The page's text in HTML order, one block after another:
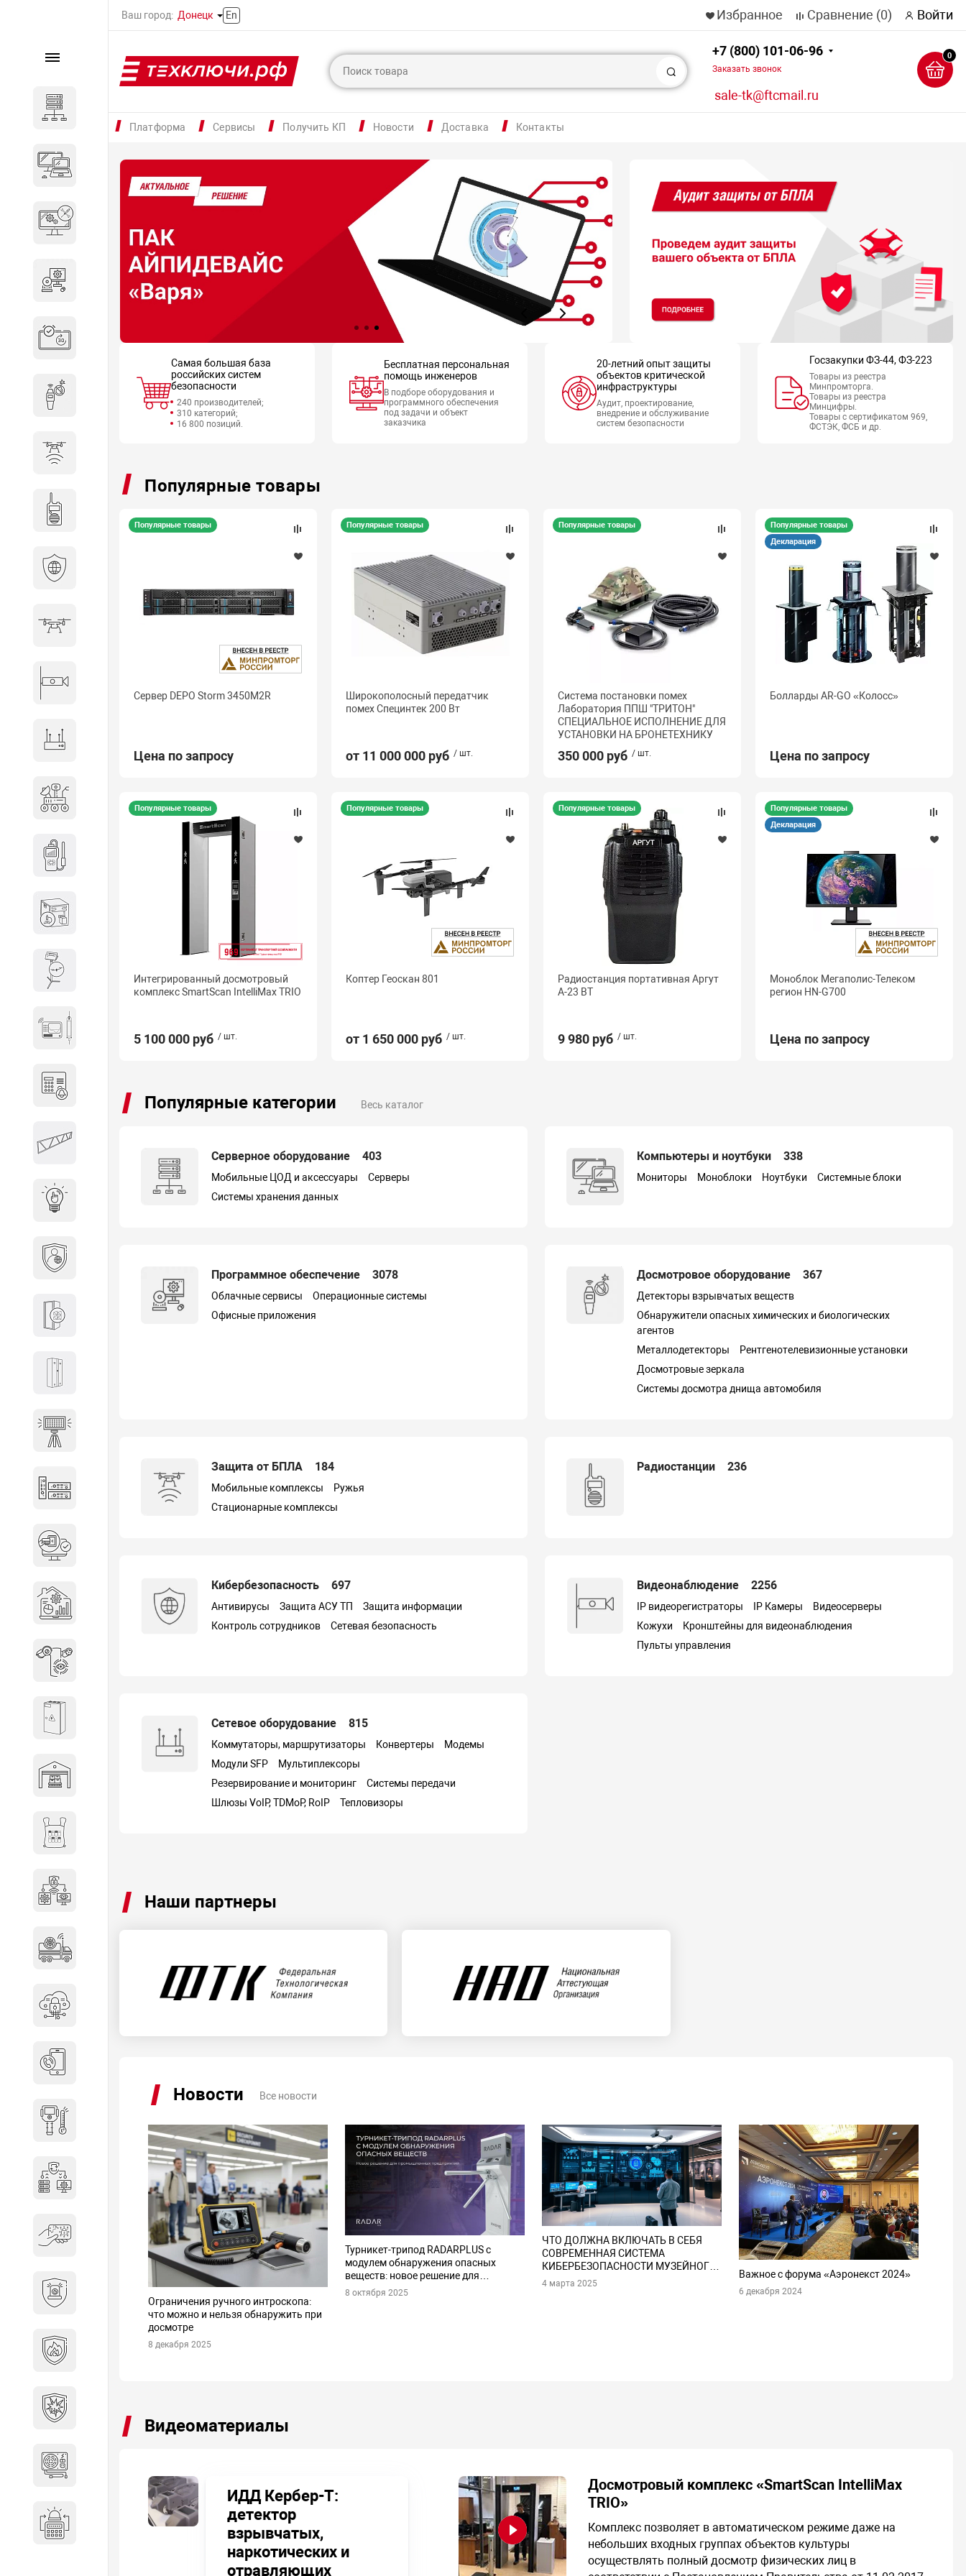
Ваш город: Донецк En Избранное Сравнение (0) Войти
Поиск
+7 (800) 101-06-96
Заказать звонок
sale-tk@ftcmail.ru
0
Платформа Сервисы Получить КП Новости Доставка Контакты
Каталог
Компьютеры и ноутбуки
Комплектующие для
оборудования
Программное обеспечение
переговорных
Досмотровое оборудование
оборудование
оборудование
Интерактивные решения
Промышленное оборудование
Системы мониторинга и
аналитики эксплуатации
объектов недвижимости
Системы электропитания
Специальная техника
Технические средства охраны
Электронные ключи
сигнализации
Противопожарная
оборудование
Системы оповещения
Самая большая база
российских систем
безопасности
240 производителей;
310 категорий;
16 800 позиций.
Бесплатная персональная
помощь инженеров
В подборе оборудования и
программного обеспечения
под задачи и объект
заказчика
20-летний опыт защиты
объектов критической
инфраструктуры
Аудит, проектирование,
внедрение и обслуживание
систем безопасности
Госзакупки ФЗ-44, ФЗ-223
Товары из реестра
Минпромторга.
Товары из реестра
Минцифры.
Товары с сертификатом 969,
ФСТЭК, ФСБ и др.
Популярные товары
Популярные товары
Сервер DEPO Storm 3450M2R
Цена по запросу
Популярные товары
Интегрированный досмотровый
комплекс SmartScan IntelliMax TRIO
5 100 000 руб / шт.
Популярные товары
Широкополосный передатчик
помех Специнтек 200 Вт
от 11 000 000 руб / шт.
Популярные товары
Коптер Геоскан 801
от 1 650 000 руб / шт.
Популярные товары
Система постановки помех
Лаборатория ППШ "ТРИТОН"
СПЕЦИАЛЬНОЕ ИСПОЛНЕНИЕ ДЛЯ
УСТАНОВКИ НА БРОНЕТЕХНИКУ
350 000 руб / шт.
Популярные товары
Радиостанция портативная Аргут
А-23 BT
9 980 руб / шт.
Популярные товары
Декларация
Болларды AR-GO «Колосс»
Цена по запросу
Популярные товары
Декларация
Моноблок Мегаполис-Телеком
регион HN-G700
Цена по запросу
Популярные категории Весь каталог
Серверное оборудование 403
Мобильные ЦОД и аксессуары
Серверы
Системы хранения данных
Компьютеры и ноутбуки 338
Мониторы Моноблоки Ноутбуки Системные блоки
Программное обеспечение 3078
Облачные сервисы
Операционные системы
Офисные приложения
Досмотровое оборудование 367
Детекторы взрывчатых веществ
Обнаружители опасных химических и биологических
агентов
Металлодетекторы
Рентгенотелевизионные установки
Досмотровые зеркала
Системы досмотра днища автомобиля
Защита от БПЛА 184
Мобильные комплексы
Ружья
Стационарные комплексы
Радиостанции 236
Кибербезопасность 697
Антивирусы Защита АСУ ТП
Защита информации
Контроль сотрудников
Сетевая безопасность
Видеонаблюдение 2256
IP видеорегистраторы IP Камеры
Видеосерверы
Кожухи
Кронштейны для видеонаблюдения
Пульты управления
Сетевое оборудование 815
Коммутаторы, маршрутизаторы Конвертеры
Модемы
Модули SFP
Мультиплексоры
Резервирование и мониторинг
Системы передачи
Шлюзы VoIP, TDMoP, RoIP
Тепловизоры
Наши партнеры
Новости Все новости
Ограничения ручного интроскопа:
что можно и нельзя обнаружить при
досмотре
8 декабря 2025
Турникет-трипод RADARPLUS с
модулем обнаружения опасных
веществ: новое решение для
промышленных предприятий
8 октября 2025
ЧТО ДОЛЖНА ВКЛЮЧАТЬ В СЕБЯ
СОВРЕМЕННАЯ СИСТЕМА
КИБЕРБЕЗОПАСНОСТИ МУЗЕЙНОГО
ОБЪЕКТА?
4 марта 2025
Важное с форума «Аэронекст 2024»
6 декабря 2024
Видеоматериалы
ИДД Кербер-Т:
детектор
взрывчатых,
наркотических и
отравляющих
Досмотровый комплекс «SmartScan IntelliMax
TRIO»
Комплекс позволяет в автоматическом режиме даже на
небольших входных группах объектов культуры
осуществлять полный досмотр физических лиц в